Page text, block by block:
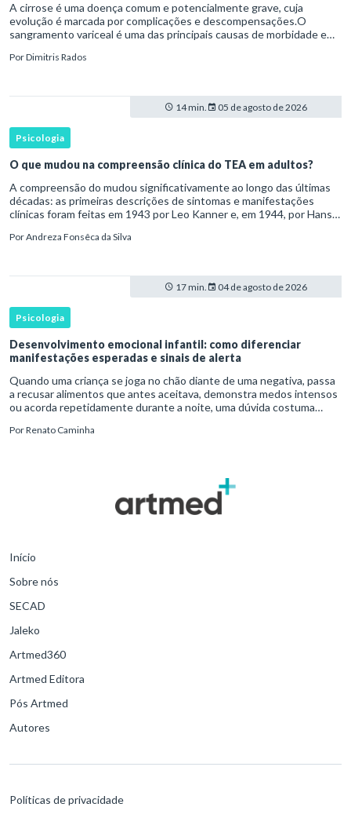
A cirrose é uma doença comum e potencialmente grave, cuja
evolução é marcada por complicações e descompensações.O
sangramento variceal é uma das principais causas de morbidade e
hipertensão port
PorDimitris Rados
14 min. 05 de agosto de 2026
Psicologia
O que mudou na compreensão clínica do TEA em adultos?
A compreensão do mudou significativamente ao longo das últimas
décadas: as primeiras descrições de sintomas e manifestações
clínicas foram feitas em 1943 por Leo Kanner e, em 1944, por Hans
PorAndreza Fonsêca da Silva
17 min. 04 de agosto de 2026
Psicologia
Desenvolvimento emocional infantil: como diferenciar
manifestações esperadas e sinais de alerta
Quando uma criança se joga no chão diante de uma negativa, passa
a recusar alimentos que antes aceitava, demonstra medos intensos
ou acorda repetidamente durante a noite, uma dúvida costuma
PorRenato Caminha
Início
Sobre nós
SECAD
Jaleko
Artmed360
Artmed Editora
Pós Artmed
Autores
Políticas de privacidade